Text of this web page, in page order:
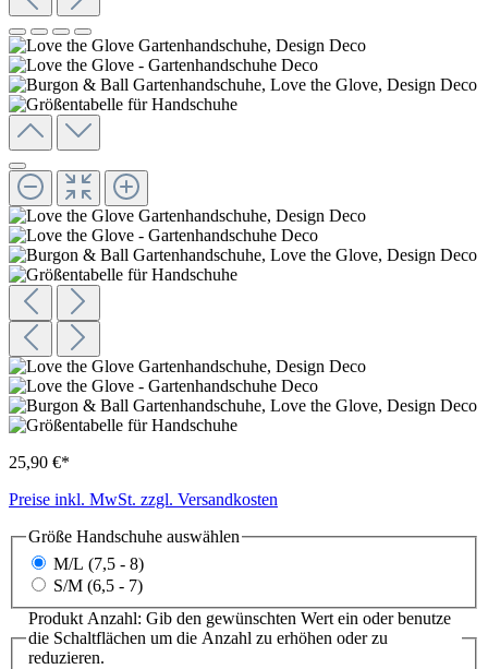
25,90 €*
Preise inkl. MwSt. zzgl. Versandkosten
Größe Handschuhe auswählen
M/L (7,5 - 8)
S/M (6,5 - 7)
Produkt Anzahl: Gib den gewünschten Wert ein oder benutze
die Schaltflächen um die Anzahl zu erhöhen oder zu
reduzieren.